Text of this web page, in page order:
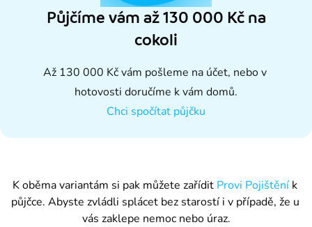
Půjčíme vám až 130 000 Kč na
cokoli
Až 130 000 Kč vám pošleme na účet, nebo v
hotovosti doručíme k vám domů.
Chci spočítat půjčku
K oběma variantám si pak můžete zařídit Provi Pojištění k
půjčce. Abyste zvládli splácet bez starostí i v případě, že u
vás zaklepe nemoc nebo úraz.